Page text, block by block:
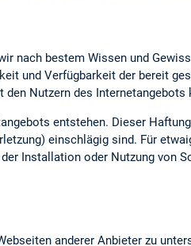
nach bestem Wissen und
und Verfügbarkeit der bereit
Nutzern des
entstehen. Dieser
einschlägig sind. Für
Installation oder Nutzung von
anderer Anbieter zu